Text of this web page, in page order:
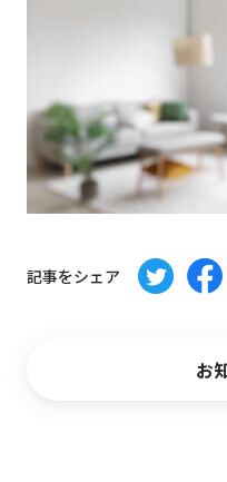
記事をシェア
お
よくあるご質問
3DCGのサイト制作はこちら
CG制作パートナー募集
会社概要
お